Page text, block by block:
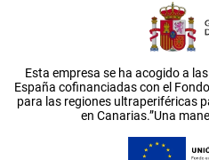
Esta empresa se ha acogido a
España cofinanciadas con el
para las regiones ultraperiféricas
en Canarias.”Una